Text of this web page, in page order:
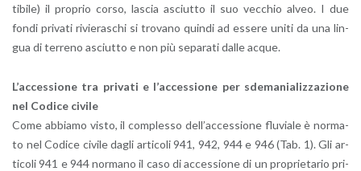
ti­bi­le) il pro­prio corso, la­scia asciut­to il suo vec­chio alveo. I due
fondi pri­va­ti ri­vie­ra­schi si tro­va­no quin­di ad es­se­re uniti da una lin­
gua di ter­re­no asciut­to e non più se­pa­ra­ti dalle acque.
L’ac­ces­sio­ne tra pri­va­ti e l’ac­ces­sio­ne per sde­ma­nia­liz­za­zio­ne
nel Co­di­ce ci­vi­le
Come ab­bia­mo visto, il com­ples­so del­l’ac­ces­sio­ne flu­via­le è nor­ma­
to nel Co­di­ce ci­vi­le dagli ar­ti­co­li 941, 942, 944 e 946 (Tab. 1). Gli ar­
ti­co­li 941 e 944 nor­ma­no il caso di ac­ces­sio­ne di un pro­prie­ta­rio pri­